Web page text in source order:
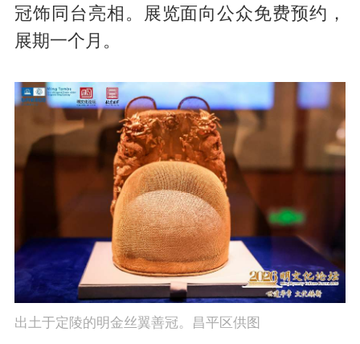
冠饰同台亮相。展览面向公众免费预约，
展期一个月。
出土于定陵的明金丝翼善冠。昌平区供图